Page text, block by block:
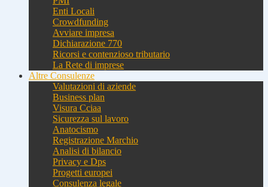
Enti Locali
Crowdfunding
Avviare impresa
Dichiarazione 770
Ricorsi e contenzioso tributario
La Rete di imprese
Altre Consulenze
Valutazioni di aziende
Business plan
Visura Cciaa
Sicurezza sul lavoro
Anatocismo
Registrazione Marchio
Analisi di bilancio
Privacy e Dps
Progetti europei
Consulenza legale